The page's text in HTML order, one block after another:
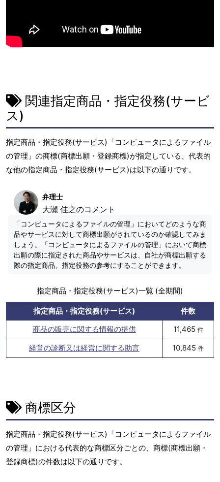
関連指定商品・指定役務(サービ
ス)
指定商品・指定役務(サービス)「コンピュータによるファイル
の管理」の商標(商標出願・登録商標)が指定している、代表的
な他の指定商品・指定役務(サービス)は以下の通りです。
弁理士
大瀬 佳之のコメント
「コンピュータによるファイルの管理」においてどのような商
品やサービスに対して商標出願がされているのか確認してみま
しょう。「コンピュータによるファイルの管理」において商標
出願の際に指定された商品やサービスは、自社が商標出願する
際の指定商品、指定役務の参考にすることができます。
指定商品・指定役務(サービス)一覧 (全期間)
指定商品・指定役務(サービス)
件数
商品の販売に関する情報の提供
11,465 件
経営の診断又は経営に関する助言 10,845 件
商標区分
指定商品・指定役務(サービス)「コンピュータによるファイル
の管理」における代表的な商標区分ごとの、商標(商標出願・
登録商標)の件数は以下の通りです。